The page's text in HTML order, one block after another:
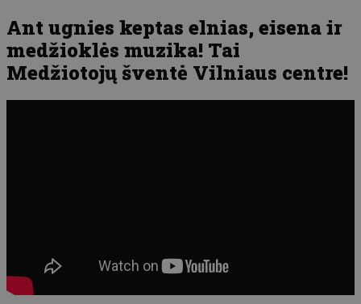
Ant ugnies keptas elnias, eisena ir
medžioklės muzika! Tai
Medžiotojų šventė Vilniaus centre!